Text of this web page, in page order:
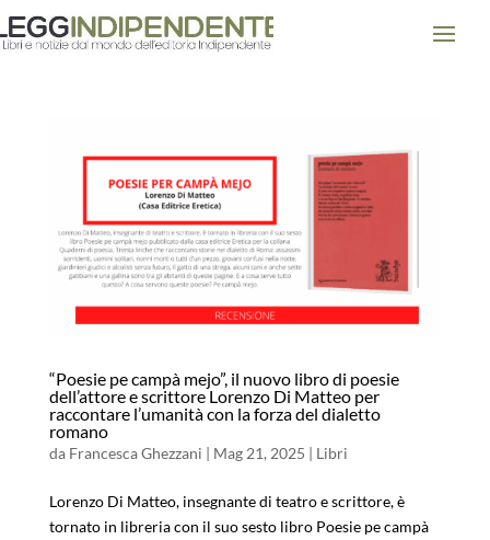
“Poesie pe campà mejo”, il nuovo libro di poesie
dell’attore e scrittore Lorenzo Di Matteo per
raccontare l’umanità con la forza del dialetto
romano
da Francesca Ghezzani | Mag 21, 2025 | Libri
Lorenzo Di Matteo, insegnante di teatro e scrittore, è
tornato in libreria con il suo sesto libro Poesie pe campà